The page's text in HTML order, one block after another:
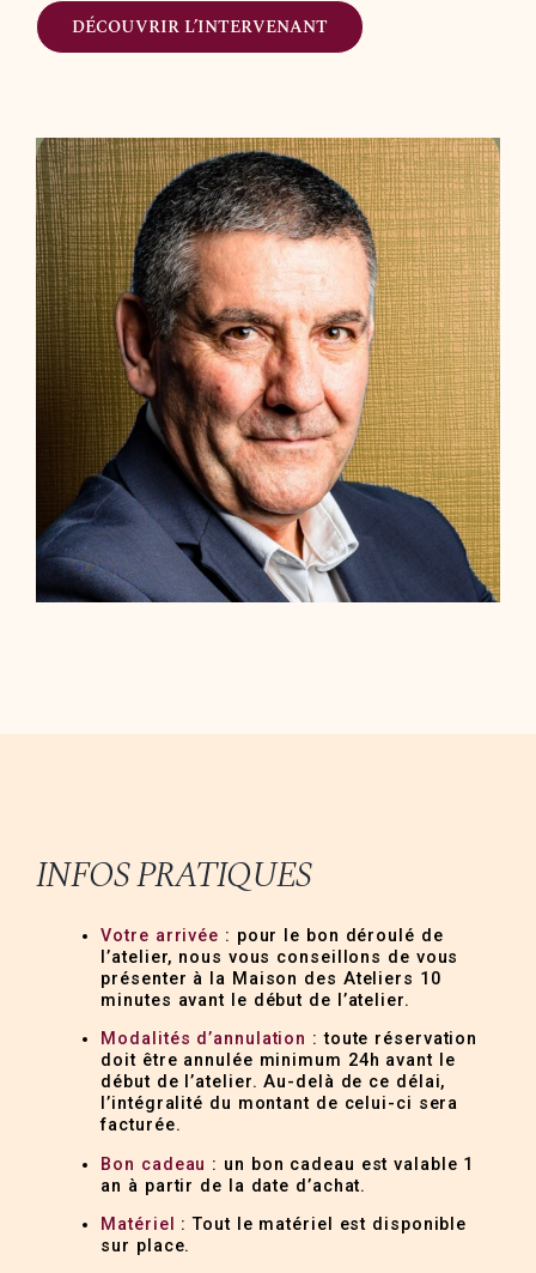
DÉCOUVRIR L’INTERVENANT
INFOS PRATIQUES
Votre arrivée : pour le bon déroulé de
l’atelier, nous vous conseillons de vous
présenter à la Maison des Ateliers 10
minutes avant le début de l’atelier.
Modalités d’annulation : toute réservation
doit être annulée minimum 24h avant le
début de l’atelier. Au-delà de ce délai,
l’intégralité du montant de celui-ci sera
facturée.
Bon cadeau : un bon cadeau est valable 1
an à partir de la date d’achat.
Matériel
: Tout le matériel est disponible
sur place.